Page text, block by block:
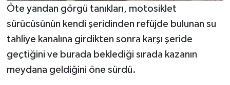
Öte yandan görgü tanıkları, motosiklet
sürücüsünün kendi şeridinden refüjde bulunan su
tahliye kanalına girdikten sonra karşı şeride
geçtiğini ve burada beklediği sırada kazanın
meydana geldiğini öne sürdü.